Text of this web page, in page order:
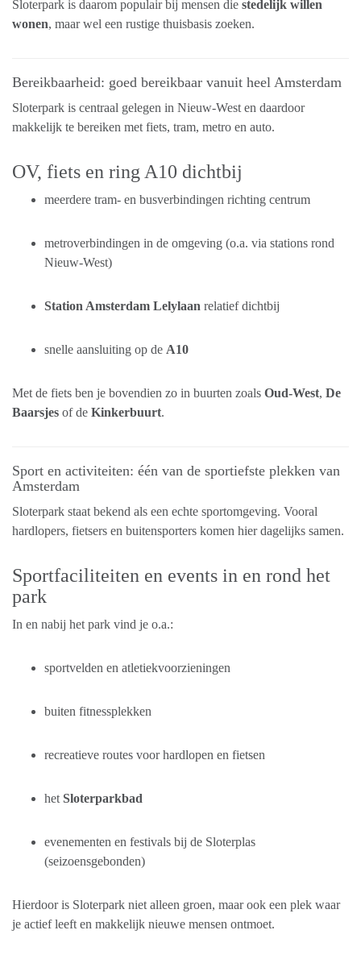
Sloterpark is daarom populair bij mensen die stedelijk willen
wonen, maar wel een rustige thuisbasis zoeken.
Bereikbaarheid: goed bereikbaar vanuit heel Amsterdam
Sloterpark is centraal gelegen in Nieuw-West en daardoor
makkelijk te bereiken met fiets, tram, metro en auto.
OV, fiets en ring A10 dichtbij
meerdere tram- en busverbindingen richting centrum
metroverbindingen in de omgeving (o.a. via stations rond
Nieuw-West)
Station Amsterdam Lelylaan relatief dichtbij
snelle aansluiting op de A10
Met de fiets ben je bovendien zo in buurten zoals Oud-West, De
Baarsjes of de Kinkerbuurt.
Sport en activiteiten: één van de sportiefste plekken van
Amsterdam
Sloterpark staat bekend als een echte sportomgeving. Vooral
hardlopers, fietsers en buitensporters komen hier dagelijks samen.
Sportfaciliteiten en events in en rond het
park
In en nabij het park vind je o.a.:
sportvelden en atletiekvoorzieningen
buiten fitnessplekken
recreatieve routes voor hardlopen en fietsen
het Sloterparkbad
evenementen en festivals bij de Sloterplas
(seizoensgebonden)
Hierdoor is Sloterpark niet alleen groen, maar ook een plek waar
je actief leeft en makkelijk nieuwe mensen ontmoet.